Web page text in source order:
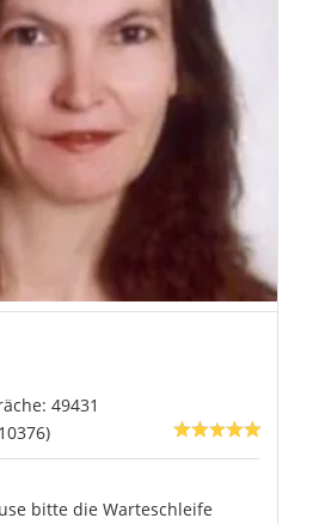
49431
bitte die Warteschleife